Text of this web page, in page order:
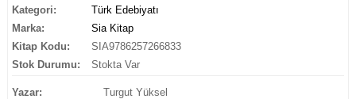
Kategori:
Türk Edebiyatı
Marka:
Sia Kitap
Kitap Kodu:
SIA9786257266833
Stok Durumu:
Stokta Var
Yazar:
Turgut Yüksel